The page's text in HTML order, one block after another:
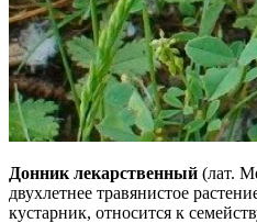
Донник лекарственный (лат.
двухлетнее травянистое
кустарник, относится к